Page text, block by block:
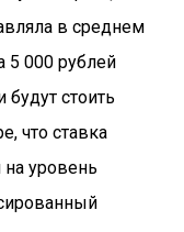
в среднем
5 000 рублей
будут стоить
что ставка
уровень